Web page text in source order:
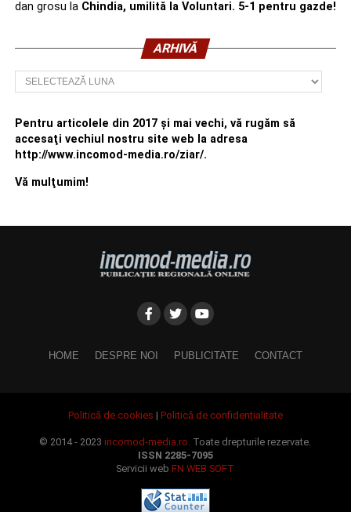
dan grosu la Chindia, umilită la Voluntari. 5-1 pentru gazde!
ARHIVĂ
Arhivă
Pentru articolele din 2017 şi mai vechi, vă rugăm să
accesaţi vechiul nostru site web la adresa
http://www.incomod-media.ro/ziar/.
Vă mulţumim!
HOME DESPRE NOI PUBLICITATE CONTACT
Politică de cookies | Politică de confidențialitate
© 2014 - 2023incomod-media.ro. Toate drepturile rezervate.
ISSN 2285-7095
Servicii webFN WEB SOFT